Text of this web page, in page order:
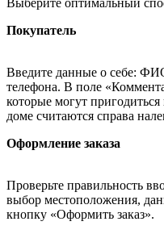
Выберите оптимальный
Покупатель
Введите данные о себе:
телефона. В поле
которые могут
доме считаются справа
Оформление заказа
Проверьте правильность
выбор местоположения,
кнопку «Оформить заказ».